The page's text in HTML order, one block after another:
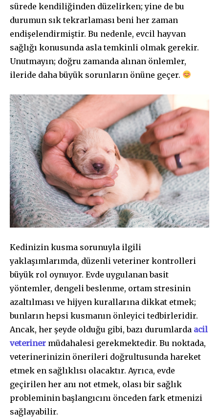
sürede kendiliğinden düzelirken; yine de bu
durumun sık tekrarlaması beni her zaman
endişelendirmiştir. Bu nedenle, evcil hayvan
sağlığı konusunda asla temkinli olmak gerekir.
Unutmayın; doğru zamanda alınan önlemler,
ileride daha büyük sorunların önüne geçer.
Kedinizin kusma sorunuyla ilgili
yaklaşımlarımda, düzenli veteriner kontrolleri
büyük rol oynuyor. Evde uygulanan basit
yöntemler, dengeli beslenme, ortam stresinin
azaltılması ve hijyen kurallarına dikkat etmek;
bunların hepsi kusmanın önleyici tedbirleridir.
Ancak, her şeyde olduğu gibi, bazı durumlarda acil
veteriner müdahalesi gerekmektedir. Bu noktada,
veterinerinizin önerileri doğrultusunda hareket
etmek en sağlıklısı olacaktır. Ayrıca, evde
geçirilen her anı not etmek, olası bir sağlık
probleminin başlangıcını önceden fark etmenizi
sağlayabilir.